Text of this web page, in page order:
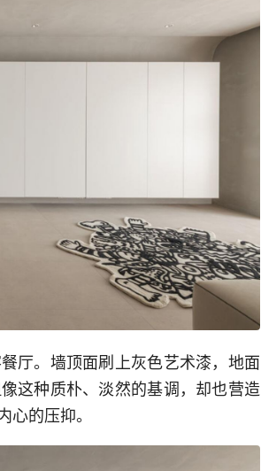
厅。墙顶面刷上灰色艺术漆，地面
这种质朴、淡然的基调，却也营造
的压抑。